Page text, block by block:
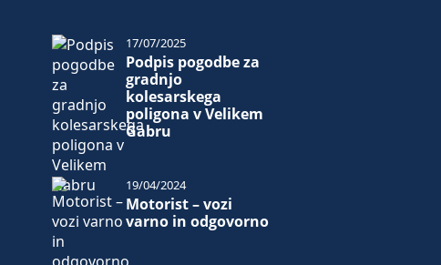
Podpis pogodbe za
gradnjo
kolesarskega
poligona v Velikem
Gabru
17/07/2025
Motorist – vozi
varno in odgovorno
19/04/2024